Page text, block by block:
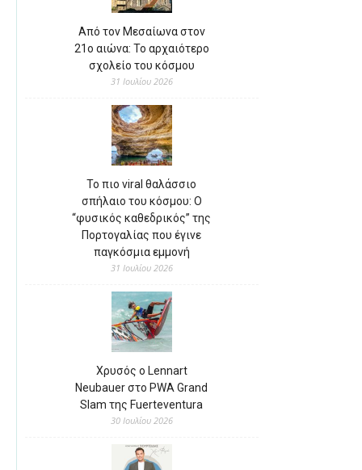
Από τον Μεσαίωνα στον
21ο αιώνα: Το αρχαιότερο
σχολείο του κόσμου
31 Ιουλίου 2026
Το πιο viral θαλάσσιο
σπήλαιο του κόσμου: Ο
“φυσικός καθεδρικός” της
Πορτογαλίας που έγινε
παγκόσμια εμμονή
31 Ιουλίου 2026
Χρυσός ο Lennart
Neubauer στο PWA Grand
Slam της Fuerteventura
30 Ιουλίου 2026